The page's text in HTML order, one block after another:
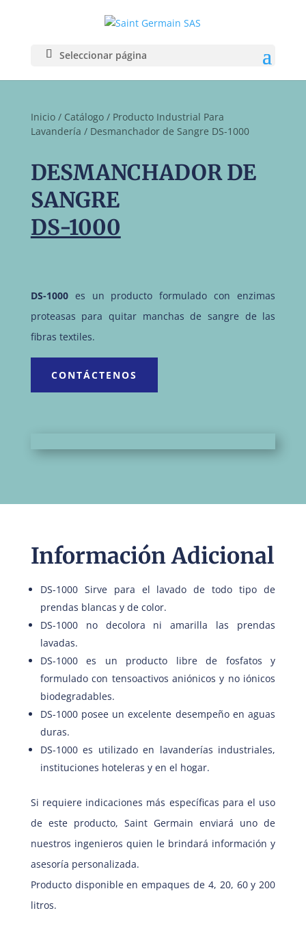
Seleccionar página
Inicio/ Catálogo/ Producto Industrial Para
Lavandería / Desmanchador de Sangre DS-1000
DESMANCHADOR DE
SANGRE
DS-1000
DS-1000es un producto formulado con enzimas
proteasas para quitar manchas de sangre de las
fibras textiles.
CONTÁCTENOS
Información Adicional
DS-1000 Sirve para el lavado de todo tipo de
prendas blancas y de color.
DS-1000 no decolora ni amarilla las prendas
lavadas.
DS-1000 es un producto libre de fosfatos y
formulado con tensoactivos aniónicos y no iónicos
biodegradables.
DS-1000 posee un excelente desempeño en aguas
duras.
DS-1000 es utilizado en lavanderías industriales,
instituciones hoteleras y en el hogar.
Si requiere indicaciones más específicas para el uso
de este producto, Saint Germain enviará uno de
nuestros ingenieros quien le brindará información y
asesoría personalizada.
Producto disponible en empaques de 4, 20, 60 y 200
litros.